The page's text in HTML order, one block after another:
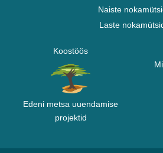
Naiste
Laste
Koostöös
Edeni metsa uuendamise
projektid